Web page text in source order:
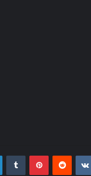
LinkedInTumblr PinterestReddit